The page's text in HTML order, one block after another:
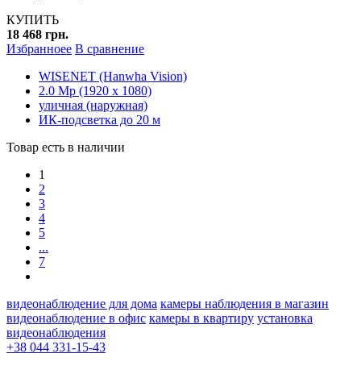
КУПИТЬ
18 468 грн.
Избранноее В сравнение
WISENET (Hanwha Vision)
2.0 Mp (1920 x 1080)
уличная (наружная)
ИК-подсветка до 20 м
Товар есть в наличии
1
2
3
4
5
...
7
видеонаблюдение для дома камеры наблюдения в магазин
видеонаблюдение в офис камеры в квартиру установка
видеонаблюдения
+38 044 331-15-43